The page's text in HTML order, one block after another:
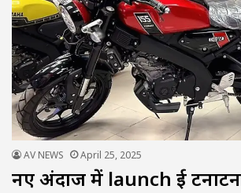
AV NEWS April 25, 2025
नए अंदाज में launch हुई